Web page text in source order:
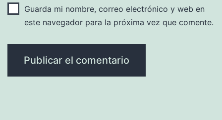
Guarda mi nombre, correo electrónico y web en
este navegador para la próxima vez que comente.